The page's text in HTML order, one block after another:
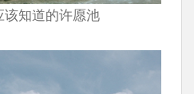
知道的许愿池